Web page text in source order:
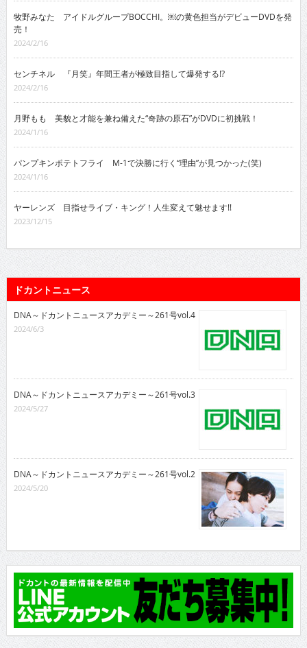
牧野みなた アイドルグループBOCCHI。￼の黄色担当がデビューDVDを発
売！
2024/2/16
センチネル 『月笑』年間王者が極致目指して爆発する!?
2024/2/16
月野もも 美貌と才能を兼ね備えた“奇跡の原石”がDVDに初挑戦！
2024/1/16
パンプキンポテトフライ M-1で決勝に行く“理由”が見つかった(笑)
2024/1/16
ヤーレンズ 目指せライブ・キング！人生変えて魅せます!!
2023/12/15
ドカントニュース
DNA～ドカントニュースアカデミー～261号vol.4
2024/6/3
DNA～ドカントニュースアカデミー～261号vol.3
2024/5/27
DNA～ドカントニュースアカデミー～261号vol.2
2024/5/20